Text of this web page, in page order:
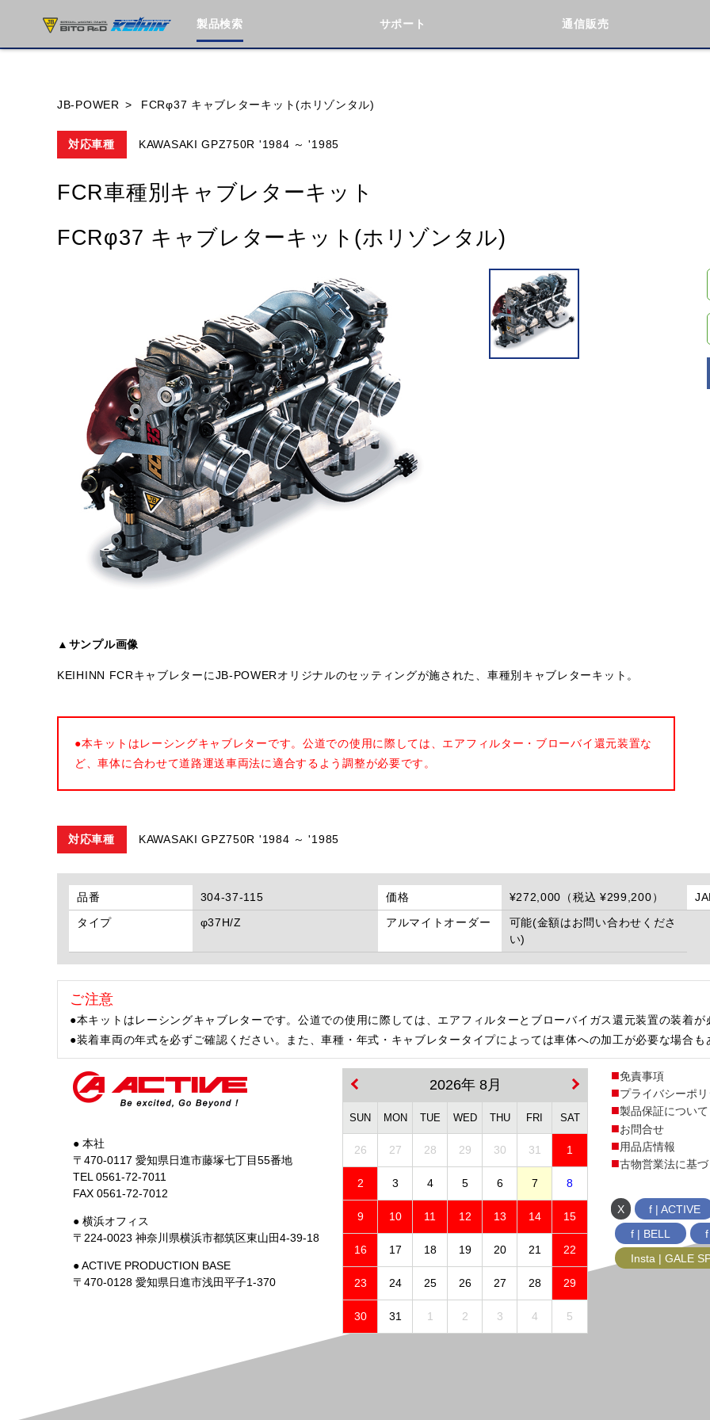
製品検索 サポート 通信販売
閉じる
JB-POWER FCRφ37 キャブレターキット(ホリゾンタル)
対応車種 KAWASAKI GPZ750R '1984 ～ '1985
FCR車種別キャブレターキット
FCRφ37 キャブレターキット(ホリゾンタル)
▲サンプル画像
KEIHINN FCRキャブレターにJB-POWERオリジナルのセッティングが施された、車種別キャブレターキット。
●本キットはレーシングキャブレターです。公道での使用に際しては、エアフィルター・ブローバイ還元装置な
ど、車体に合わせて道路運送車両法に適合するよう調整が必要です。
対応車種 KAWASAKI GPZ750R '1984 ～ '1985
品番 304-37-115 価格 ¥272,000（税込 ¥299,200）
タイプ
φ37H/Z アルマイトオーダー
可能(金額はお問い合わせくださ
い)
ご注意
●本キットはレーシングキャブレターです。公道での使用に際しては、エアフィルターとブローバイガス還元装置の装着が
●装着車両の年式を必ずご確認ください。また、車種・年式・キャブレタータイプによっては車体への加工が必要な場合
● 本社
〒470-0117 愛知県日進市藤塚七丁目55番地
TEL 0561-72-7011
FAX 0561-72-7012
● 横浜オフィス
〒224-0023 神奈川県横浜市都筑区東山田4-39-18
● ACTIVE PRODUCTION BASE
〒470-0128 愛知県日進市浅田平子1-370
2026年 8月
SUN MON TUE WED THU FRI SAT
26 27 28 29 30 31 1
2 3 4 5 6 7 8
9 10 11 12 13 14 15
16 17 18 19 20 21 22
23 24 25 26 27 28 29
30 31 1 2 3 4 5
免責事項
プライバシーポ
製品保証について
お問合せ
用品店情報
古物営業法に基
X
f | ACTIVE
f | BELL
Insta | GALE